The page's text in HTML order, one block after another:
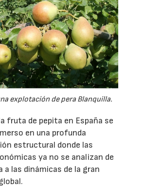
explotación de pera Blanquilla.
fruta de pepita en España se
en una profunda
estructural donde las
ya no se analizan de
a las dinámicas de la gran